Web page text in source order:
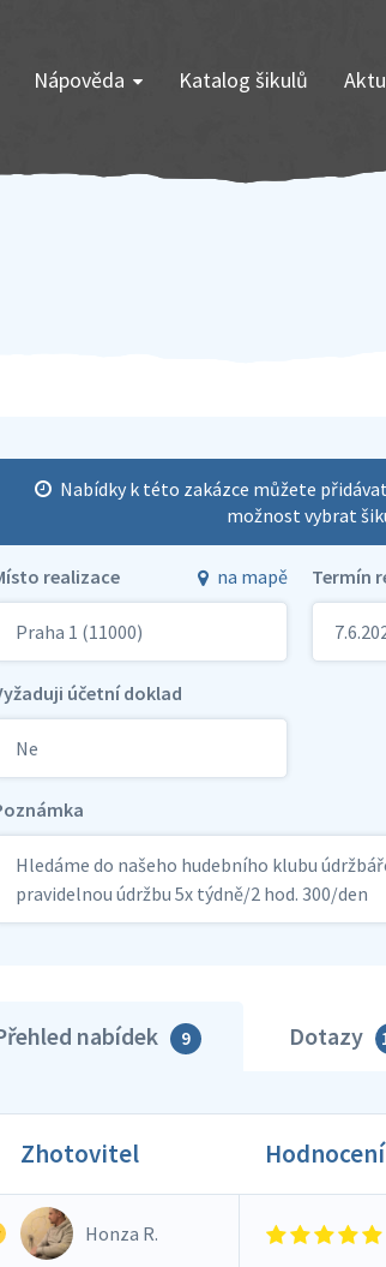
Nápověda Katalog šikulů
Nabídky k této zakázce můžete
možnost vybrat
realizace na mapě
Praha 1 (11000)
Termín
účetní doklad
Ne
Hledáme do našeho hudebního klubu
pravidelnou údržbu 5x týdně/2 hod. 300/den
nabídek 9 Dotazy
Zhotovitel Hodnocení
Honza R.